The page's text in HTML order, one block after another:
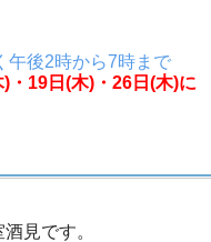
後2時から7時まで
・19日(木)・26日(木)に
見です。